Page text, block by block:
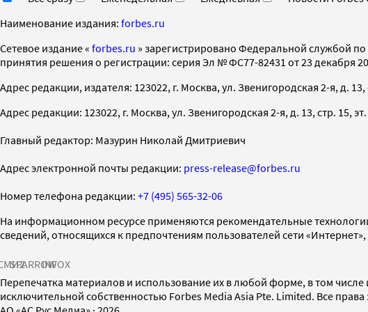
Наименование издания: forbes.ru
Cетевое издание « forbes.ru » зарегистрировано Федеральной службой
принятия решения о регистрации: серия Эл № ФС77-82431 от 23 декабря
Адрес редакции, издателя: 123022, г. Москва, ул. Звенигородская 2-я, д. 13,
Адрес редакции: 123022, г. Москва, ул. Звенигородская 2-я, д. 13, стр. 15,
Главный редактор: Мазурин Николай Дмитриевич
Адрес электронной почты редакции: press-release@forbes.ru
Номер телефона редакции: +7 (495) 565-32-06
На информационном ресурсе применяются рекомендательные
сведений, относящихся к предпочтениям пользователей сети
SPARROWINFOX
Перепечатка материалов и использование их в любой форме, в том
исключительной собственностью Forbes Media Asia Pte. Limited. Все